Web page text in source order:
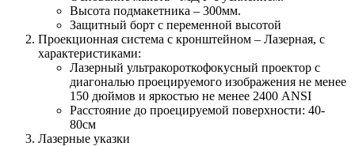
Высота подмакетника – 300мм.
Защитный борт с переменной высотой
Проекционная система с кронштейном – Лазерная, с
характеристиками:
Лазерный ультракороткофокусный проектор с
диагональю проецируемого изображения не менее
150 дюймов и яркостью не менее 2400 ANSI
Расстояние до проецируемой поверхности: 40-
80см
Лазерные указки